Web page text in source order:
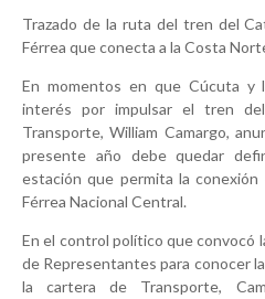
Trazado de la ruta del tren del
Férrea que conecta a la Costa
En momentos en que Cúcuta y
interés por impulsar el tren
Transporte, William Camargo,
presente año debe quedar
estación que permita la
Férrea Nacional Central.
En el control político que convocó
de Representantes para conocer
la cartera de Transporte,